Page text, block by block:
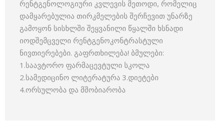
რენტგენოლოგიური კვლევის მეთოდი, რომელიც
დამყარებულია თირკმელების შერჩევით უნარზე
გამოყონ სისხლში შეყვანილი წყალში ხსნადი
იოდშემცველი რენტგენოკონტრასტული
ნივთიერებები. გაფრთხილება! ბმულები:
1.საავტორო ფარმაცევტული სკოლა
2.სამედიცინო ლიტერატურა 3.დიეტები
4.ორსულობა და მშობიარობა